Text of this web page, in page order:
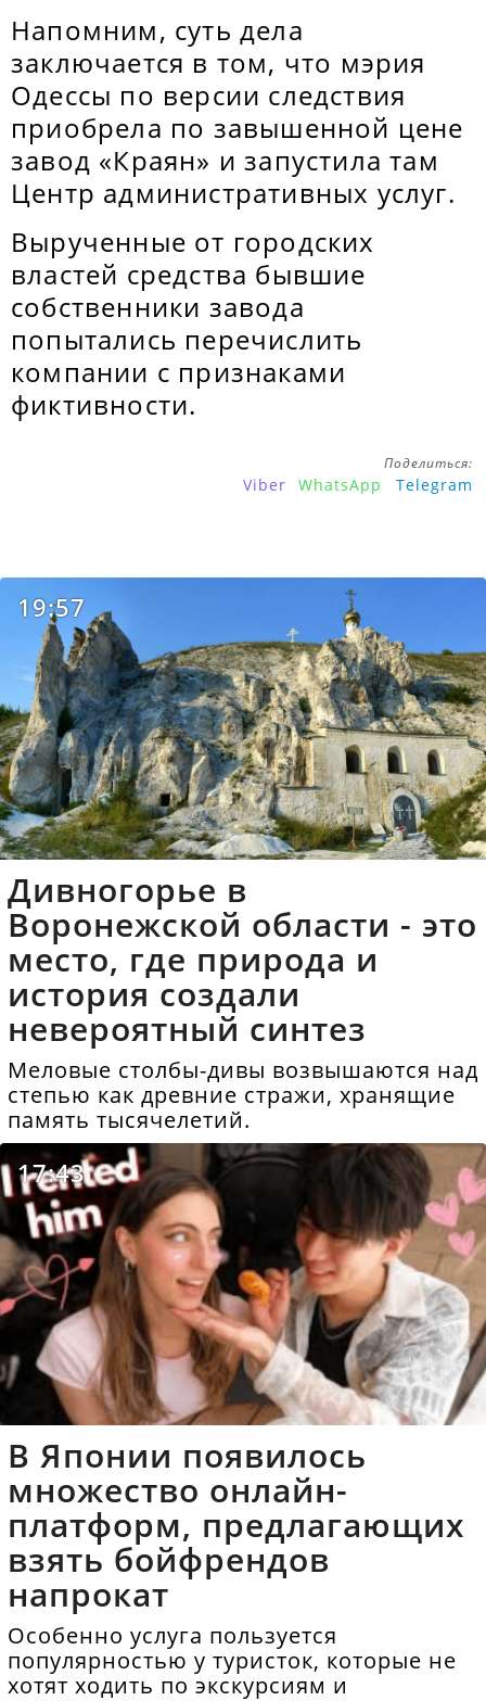
Напомним, суть дела
заключается в том, что мэрия
Одессы по версии следствия
приобрела по завышенной цене
завод «Краян» и запустила там
Центр административных услуг.
Вырученные от городских
властей средства бывшие
собственники завода
попытались перечислить
компании с признаками
фиктивности.
Поделиться:
Viber WhatsApp Telegram
19:57
Дивногорье в
Воронежской области - это
место, где природа и
история создали
невероятный синтез
Меловые столбы-дивы возвышаются над
степью как древние стражи, хранящие
память тысячелетий.
17:43
В Японии появилось
множество онлайн-
платформ, предлагающих
взять бойфрендов
напрокат
Особенно услуга пользуется
популярностью у туристок, которые не
хотят ходить по экскурсиям и